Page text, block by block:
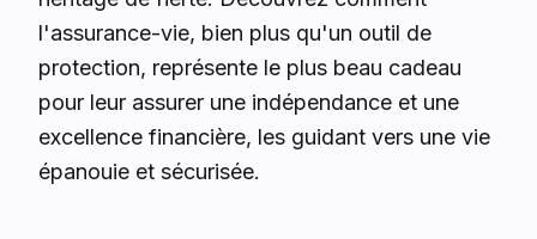
l'assurance-vie, bien plus qu'un outil de
protection, représente le plus beau cadeau
pour leur assurer une indépendance et une
excellence financière, les guidant vers une vie
épanouie et sécurisée.